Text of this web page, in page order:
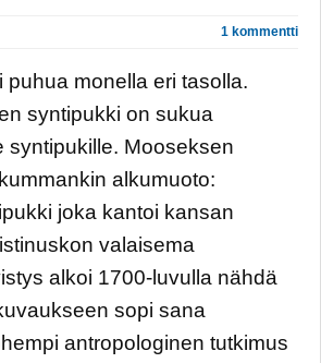
1 kommentti
puhua monella eri tasolla.
syntipukki on sukua
syntipukille. Mooseksen
alkumuoto:
joka kantoi kansan
valaisema
alkoi 1700-luvulla nähdä
sopi sana
antropologinen tutkimus